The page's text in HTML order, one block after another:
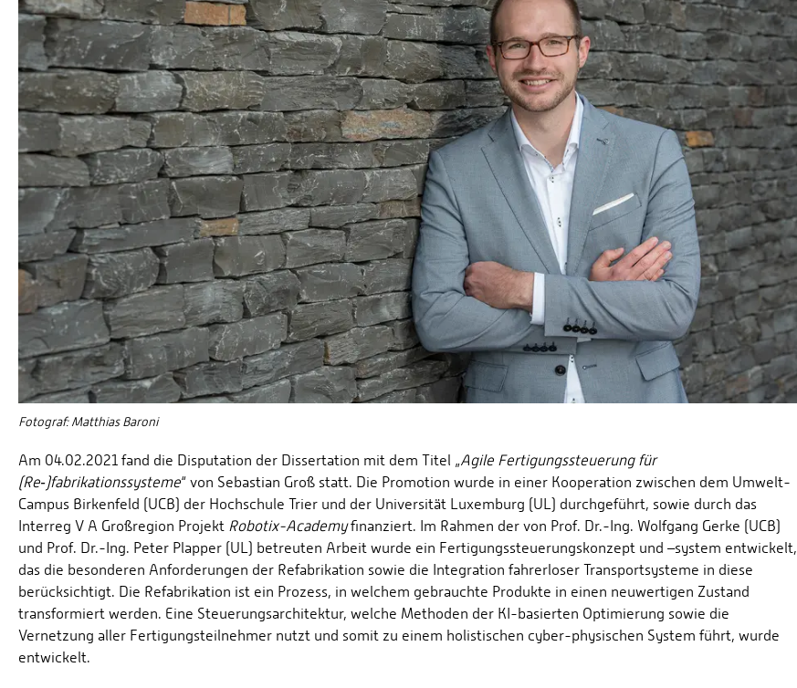
Fotograf: Matthias Baroni
Am 04.02.2021 fand die Disputation der Dissertation mit dem Titel „Agile Fertigungssteuerung für
(Re‑)fabrikationssysteme“ von Sebastian Groß statt. Die Promotion wurde in einer Kooperation zwischen dem Umwelt-
Campus Birkenfeld (UCB) der Hochschule Trier und der Universität Luxemburg (UL) durchgeführt, sowie durch das
Interreg V A Großregion Projekt Robotix-Academyfinanziert. Im Rahmen der von Prof. Dr.-Ing. Wolfgang Gerke (UCB)
und Prof. Dr.-Ing. Peter Plapper (UL) betreuten Arbeit wurde ein Fertigungssteuerungskonzept und –system entwickelt,
das die besonderen Anforderungen der Refabrikation sowie die Integration fahrerloser Transportsysteme in diese
berücksichtigt. Die Refabrikation ist ein Prozess, in welchem gebrauchte Produkte in einen neuwertigen Zustand
transformiert werden. Eine Steuerungsarchitektur, welche Methoden der KI-basierten Optimierung sowie die
Vernetzung aller Fertigungsteilnehmer nutzt und somit zu einem holistischen cyber-physischen System führt, wurde
entwickelt.